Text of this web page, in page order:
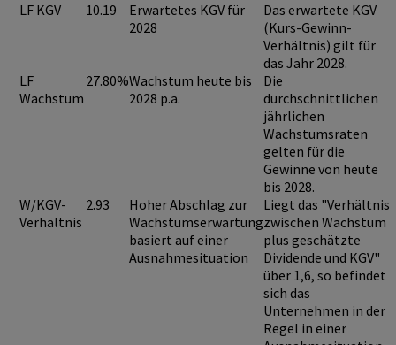
LF KGV 10.19
Erwartetes KGV für
2028
Das erwartete KGV
(Kurs-Gewinn-
Verhältnis) gilt für
das Jahr 2028.
LF
Wachstum
27.80%Wachstum heute bis
2028 p.a.
Die
durchschnittlichen
jährlichen
Wachstumsraten
gelten für die
Gewinne von heute
bis 2028.
W/KGV-
Verhältnis
2.93
Hoher Abschlag zur
Wachstumserwartung
basiert auf einer
Ausnahmesituation
Liegt das "Verhältnis
zwischen Wachstum
plus geschätzte
Dividende und KGV"
über 1,6, so befindet
sich das
Unternehmen in der
Regel in einer